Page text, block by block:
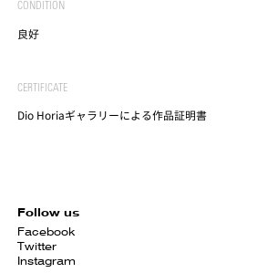
CONDITION
良好
CERTIFICATE
Dio Horiaギャラリーによる作品証明書
Follow us
Facebook
Twitter
Instagram